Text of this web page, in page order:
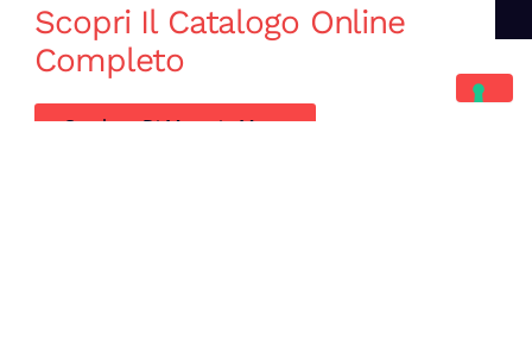
Scopri Il Catalogo Online
Completo
Catalogo Di Mano in Mano